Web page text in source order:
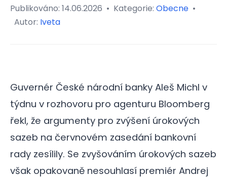
Publikováno: 14.06.2026 • Kategorie: Obecne •
Autor: Iveta
Guvernér České národní banky Aleš Michl v
týdnu v rozhovoru pro agenturu Bloomberg
řekl, že argumenty pro zvýšení úrokových
sazeb na červnovém zasedání bankovní
rady zesílily. Se zvyšováním úrokových sazeb
však opakovaně nesouhlasí premiér Andrej